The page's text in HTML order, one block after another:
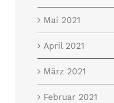
Mai 2021
April 2021
März 2021
Februar 2021